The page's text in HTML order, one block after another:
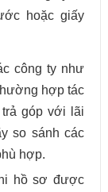
hoặc giấy
công ty như
hợp tác
góp với lãi
so sánh các
hợp.
hồ sơ được